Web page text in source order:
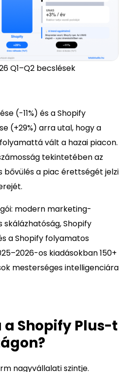
Q1–Q2 becslések
(-11%) és a Shopify
(+29%) arra utal, hogy a
vált a hazai piacon.
tekintetében az
bővülés a piac érettségét jelzi
modern marketing-
Shopify
a Shopify folyamatos
os kiadásokban 150+
mesterséges intelligenciára
a Shopify Plus-t
nagyvállalati szintje.